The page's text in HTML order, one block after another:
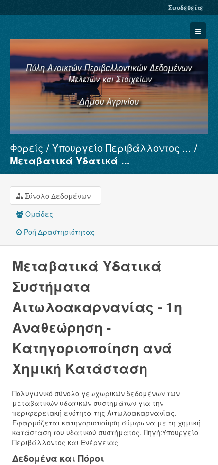
Συνδεθείτε
Σύνολα Δεδομένων
Φορείς
Σχετικά
Φορείς
Υπουργείο Περιβάλλοντος ...
Μεταβατικά Υδατικά ...
Σύνολο Δεδομένων
Ομάδες
Ροή Δραστηριότητας
Μεταβατικά Υδατικά
Συστήματα
Αιτωλοακαρνανίας - 1η
Αναθεώρηση -
Κατηγοριοποίηση ανά
Χημική Κατάσταση
Πολυγωνικό σύνολο γεωχωρικών δεδομένων των
μεταβατικών υδατικών συστημάτων για την
περιφερειακή ενότητα της Αιτωλοακαρνανίας.
Εφαρμόζεται κατηγοριοποίηση σύμφωνα με τη χημική
κατάσταση του υδατικού συστήματος. Πηγή:Υπουργείο
Περιβάλλοντος και Ενέργειας
Δεδομένα και Πόροι